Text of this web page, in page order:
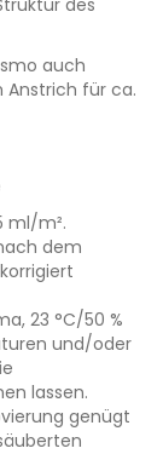
des
auch
Anstrich für ca.
ml/m².
dem
23 °C/50 %
und/oder
lassen.
genügt